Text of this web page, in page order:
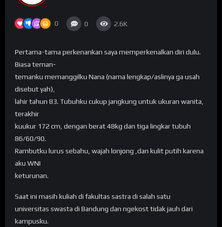
0 0 2.6K
Pertama-tama perkenankan saya memperkenalkan diri dulu.
Biasa teman-
temanku memanggilku Nana (nama lengkap/aslinya ga usah
disebut yah),
lahir tahun 83. Tubuhku cukup jangkung untuk ukuran wanita,
terakhir
kuukur 172 cm, dengan berat 48kg dan tiga lingkar tubuh
86/60/90.
Rambutku lurus sebahu, wajah lonjong ,dan kulit putih karena
aku WNI
keturunan.
Saat ini masih kuliah di fakultas sastra di salah satu
universitas swasta di Bandung dan ngekost tidak jauh dari
kampusku.